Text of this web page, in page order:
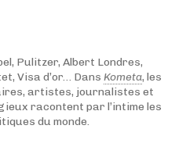
Pulitzer, Albert Londres,
Visa d’or… Dans Kometa, les
artistes, journalistes et
racontent par l’intime les
du monde.